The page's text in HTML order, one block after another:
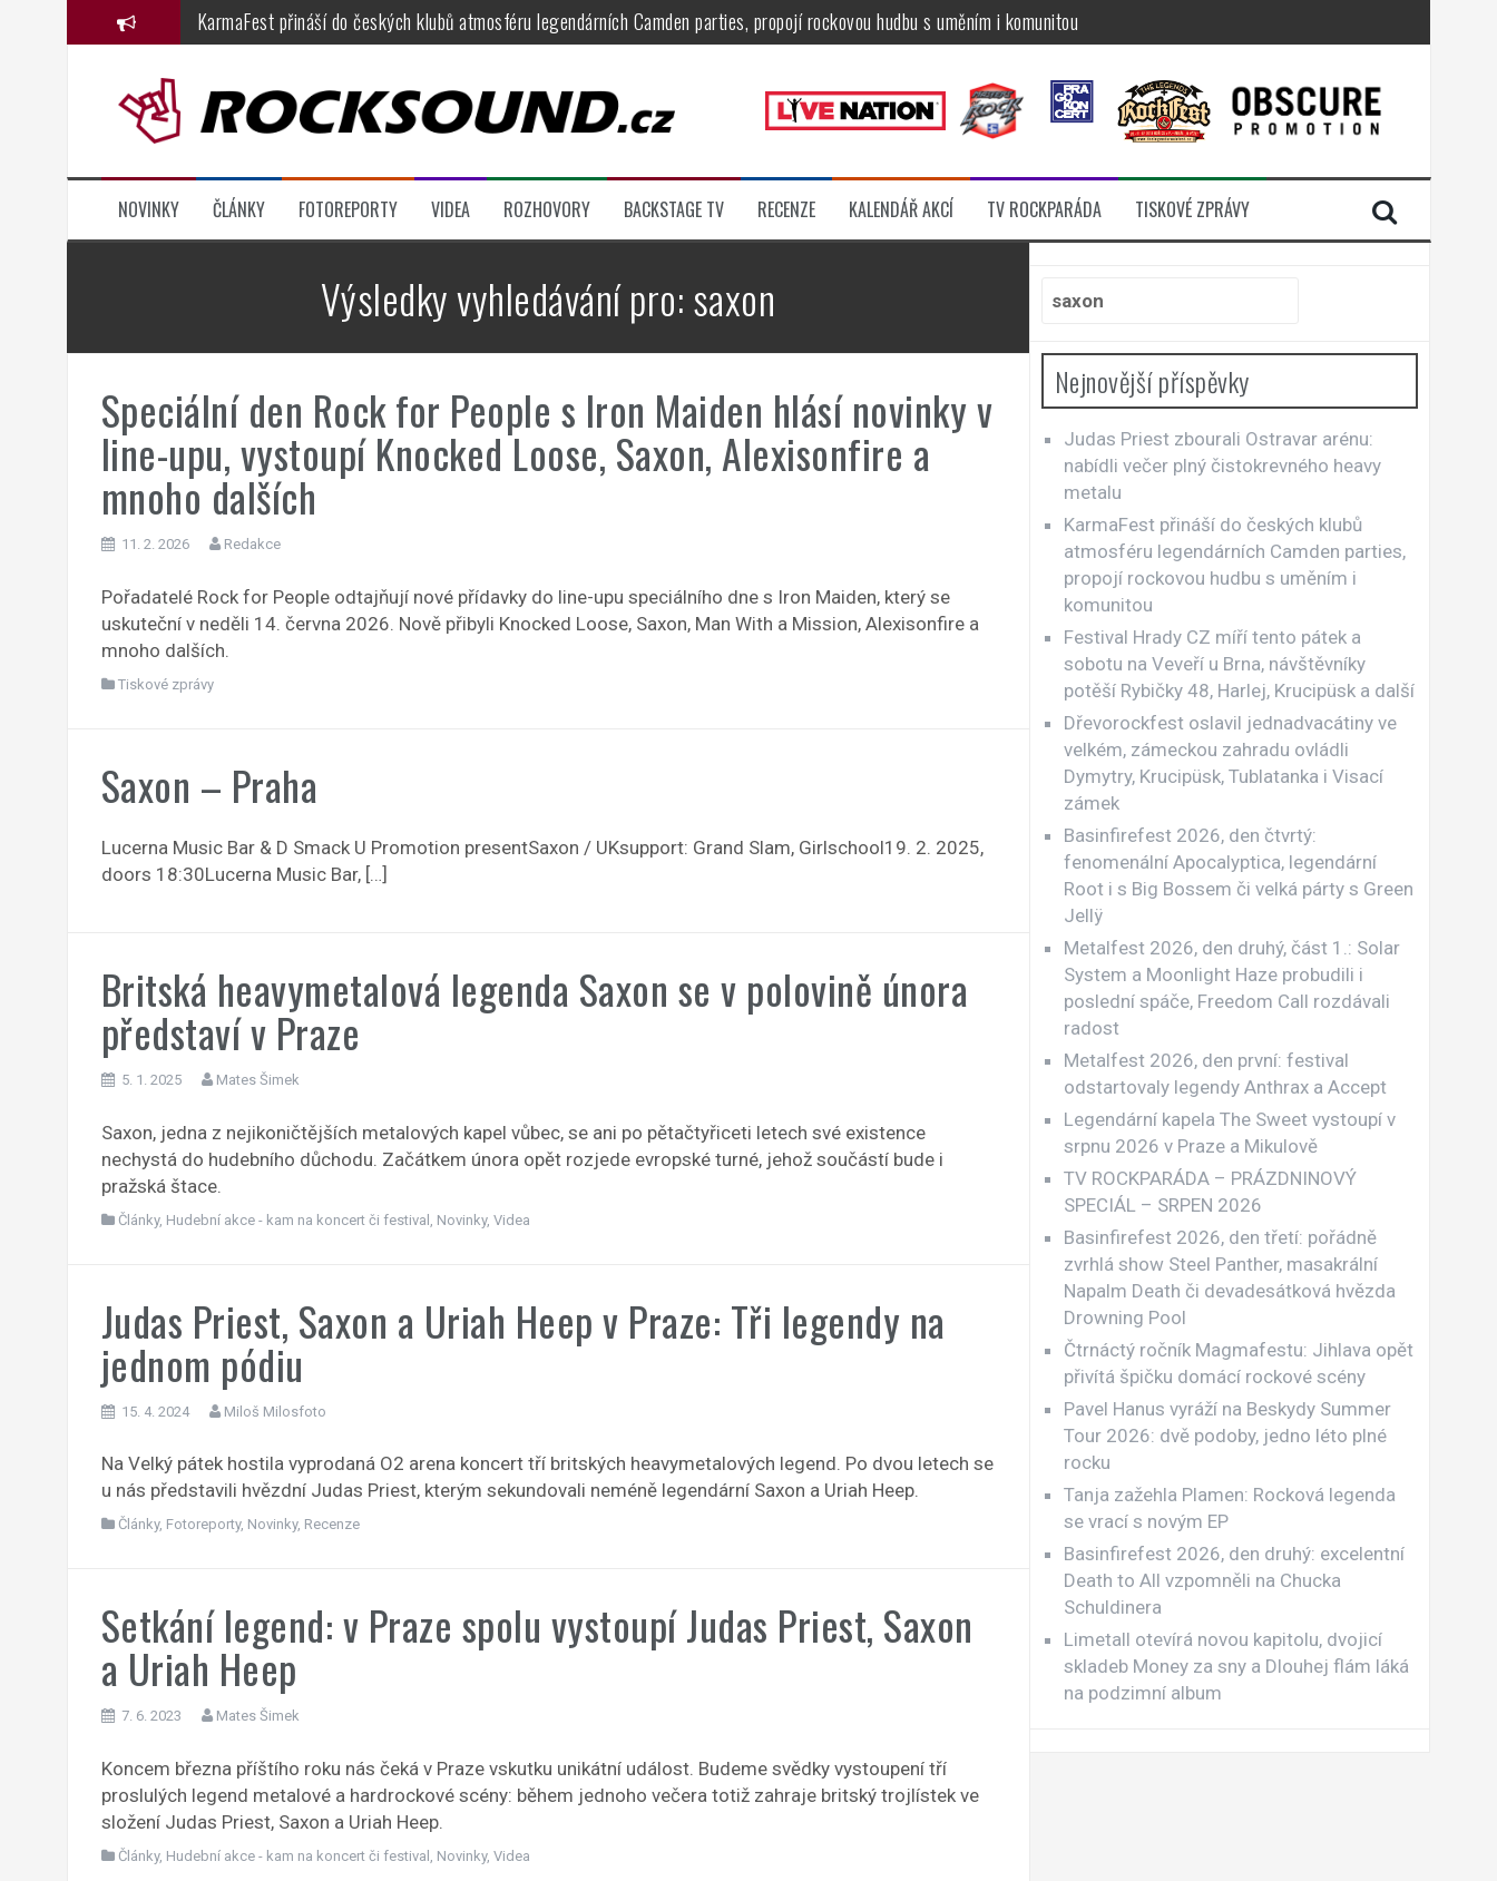
KarmaFest přináší do českých klubů atmosféru legendárních Camden parties, propojí rockovou hudbu s uměním i komunitou
Dřevorockfest oslavil jednadvacátiny ve velkém, zámeckou zahradu ovládli Dymytry, Krucipüsk, Tublatanka i Visací zámek
Metalfest 2026, den druhý, část 1.: Solar System a Moonlight Haze probudili i poslední spáče, Freedom Call rozdávali radost
Judas Priest zbourali Ostravar arénu: nabídli večer plný čistokrevného heavy metalu
NOVINKY ČLÁNKY FOTOREPORTY VIDEA ROZHOVORY BACKSTAGE TV RECENZE KALENDÁŘ AKCÍ TV ROCKPARÁDA TISKOVÉ ZPRÁVY
Výsledky vyhledávání pro:saxon
Speciální den Rock for People s Iron Maiden hlásí novinky v
line-upu, vystoupí Knocked Loose, Saxon, Alexisonfire a
mnoho dalších
11. 2. 2026 Redakce
Pořadatelé Rock for People odtajňují nové přídavky do line-upu speciálního dne s Iron Maiden, který se
uskuteční v neděli 14. června 2026. Nově přibyli Knocked Loose, Saxon, Man With a Mission, Alexisonfire a
mnoho dalších.
Tiskové zprávy
Saxon – Praha
Lucerna Music Bar & D Smack U Promotion presentSaxon / UKsupport: Grand Slam, Girlschool19. 2. 2025,
doors 18:30Lucerna Music Bar, […]
Britská heavymetalová legenda Saxon se v polovině února
představí v Praze
5. 1. 2025 Mates Šimek
Saxon, jedna z nejikoničtějších metalových kapel vůbec, se ani po pětačtyřiceti letech své existence
nechystá do hudebního důchodu. Začátkem února opět rozjede evropské turné, jehož součástí bude i
pražská štace.
Články, Hudební akce - kam na koncert či festival Novinky, Videa
Judas Priest, Saxon a Uriah Heep v Praze: Tři legendy na
jednom pódiu
15. 4. 2024 Miloš Milosfoto
Na Velký pátek hostila vyprodaná O2 arena koncert tří britských heavymetalových legend. Po dvou letech se
u nás představili hvězdní Judas Priest, kterým sekundovali neméně legendární Saxon a Uriah Heep.
Články, Fotoreporty, Novinky, Recenze
Setkání legend: v Praze spolu vystoupí Judas Priest, Saxon
a Uriah Heep
7. 6. 2023 Mates Šimek
Koncem března příštího roku nás čeká v Praze vskutku unikátní událost. Budeme svědky vystoupení tří
proslulých legend metalové a hardrockové scény: během jednoho večera totiž zahraje britský trojlístek ve
složení Judas Priest, Saxon a Uriah Heep.
Články, Hudební akce - kam na koncert či festival Novinky, Videa
Nejnovější příspěvky
Judas Priest zbourali Ostravar arénu:
nabídli večer plný čistokrevného heavy
metalu
KarmaFest přináší do českých klubů
atmosféru legendárních Camden parties,
propojí rockovou hudbu s uměním i
komunitou
Festival Hrady CZ míří tento pátek a
sobotu na Veveří u Brna, návštěvníky
potěší Rybičky 48, Harlej, Krucipüsk a další
Dřevorockfest oslavil jednadvacátiny ve
velkém, zámeckou zahradu ovládli
Dymytry, Krucipüsk, Tublatanka i Visací
zámek
Basinfirefest 2026, den čtvrtý:
fenomenální Apocalyptica, legendární
Root i s Big Bossem či velká párty s Green
Jellÿ
Metalfest 2026, den druhý, část 1.: Solar
System a Moonlight Haze probudili i
poslední spáče, Freedom Call rozdávali
radost
Metalfest 2026, den první: festival
odstartovaly legendy Anthrax a Accept
Legendární kapela The Sweet vystoupí v
srpnu 2026 v Praze a Mikulově
TV ROCKPARÁDA – PRÁZDNINOVÝ
SPECIÁL – SRPEN 2026
Basinfirefest 2026, den třetí: pořádně
zvrhlá show Steel Panther, masakrální
Napalm Death či devadesátková hvězda
Drowning Pool
Čtrnáctý ročník Magmafestu: Jihlava opět
přivítá špičku domácí rockové scény
Pavel Hanus vyráží na Beskydy Summer
Tour 2026: dvě podoby, jedno léto plné
rocku
Tanja zažehla Plamen: Rocková legenda
se vrací s novým EP
Basinfirefest 2026, den druhý: excelentní
Death to All vzpomněli na Chucka
Schuldinera
Limetall otevírá novou kapitolu, dvojicí
skladeb Money za sny a Dlouhej flám láká
na podzimní album